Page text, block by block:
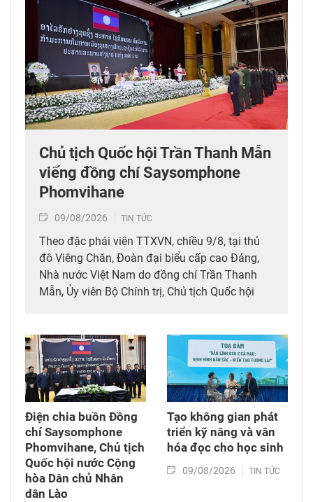
Chủ tịch Quốc hội Trần Thanh Mẫn
viếng đồng chí Saysomphone
Phomvihane
09/08/2026 TIN TỨC
Theo đặc phái viên TTXVN, chiều 9/8, tại thủ
đô Viêng Chăn, Đoàn đại biểu cấp cao Đảng,
Nhà nước Việt Nam do đồng chí Trần Thanh
Mẫn, Ủy viên Bộ Chính trị, Chủ tịch Quốc hội
trị, Chủ tịch Quốc hội Lào.
Điện chia buồn Đồng
chí Saysomphone
Phomvihane, Chủ tịch
Quốc hội nước Cộng
hòa Dân chủ Nhân
dân Lào
Tạo không gian phát
triển kỹ năng và văn
hóa đọc cho học sinh
09/08/2026 TIN TỨC